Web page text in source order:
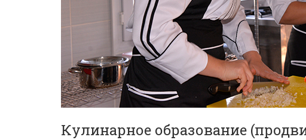
Кулинарное образование